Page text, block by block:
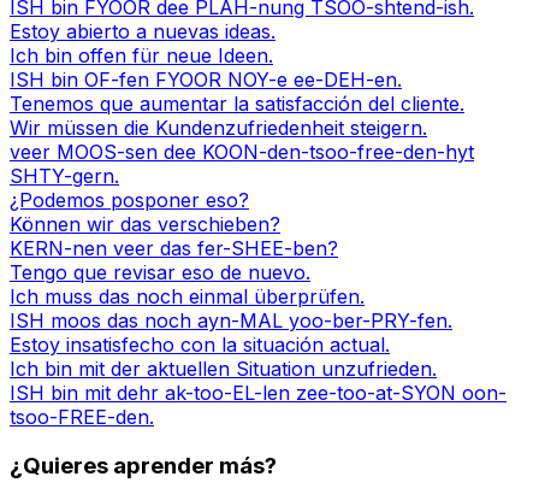
ISH bin FYOOR dee PLAH-nung TSOO-shtend-ish.
Estoy abierto a nuevas ideas.
Ich bin offen für neue Ideen.
ISH bin OF-fen FYOOR NOY-e ee-DEH-en.
Tenemos que aumentar la satisfacción del cliente.
Wir müssen die Kundenzufriedenheit steigern.
veer MOOS-sen dee KOON-den-tsoo-free-den-hyt
SHTY-gern.
¿Podemos posponer eso?
Können wir das verschieben?
KERN-nen veer das fer-SHEE-ben?
Tengo que revisar eso de nuevo.
Ich muss das noch einmal überprüfen.
ISH moos das noch ayn-MAL yoo-ber-PRY-fen.
Estoy insatisfecho con la situación actual.
Ich bin mit der aktuellen Situation unzufrieden.
ISH bin mit dehr ak-too-EL-len zee-too-at-SYON oon-
tsoo-FREE-den.
¿Quieres aprender más?